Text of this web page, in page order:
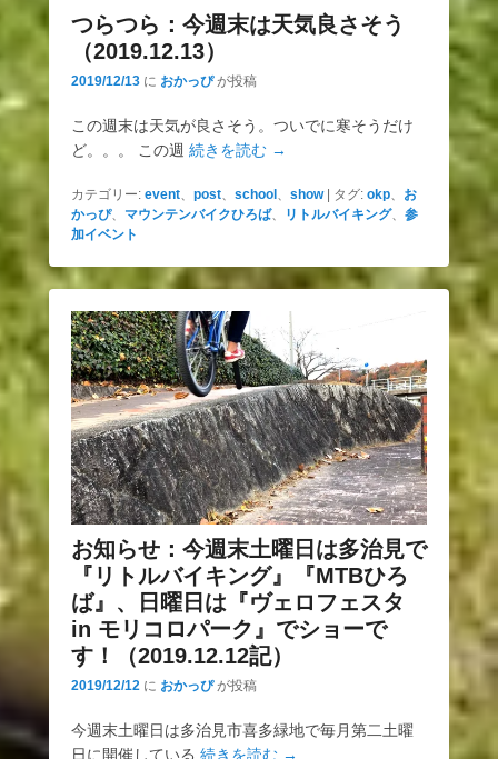
つらつら：今週末は天気良さそう
（2019.12.13）
2019/12/13 に おかっぴ が投稿
この週末は天気が良さそう。ついでに寒そうだけ
ど。。。 この週 続きを読む →
カテゴリー: event、 post、 school 、 show タグ: okp、 お
かっぴ、 マウンテンバイクひろば、 リトルバイキング、 参
加イベント
お知らせ：今週末土曜日は多治見で
『リトルバイキング』『MTBひろ
ば』、日曜日は『ヴェロフェスタ
in モリコロパーク』でショーで
す！（2019.12.12記）
2019/12/12 に おかっぴ が投稿
今週末土曜日は多治見市喜多緑地で毎月第二土曜
日に開催している 続きを読む →